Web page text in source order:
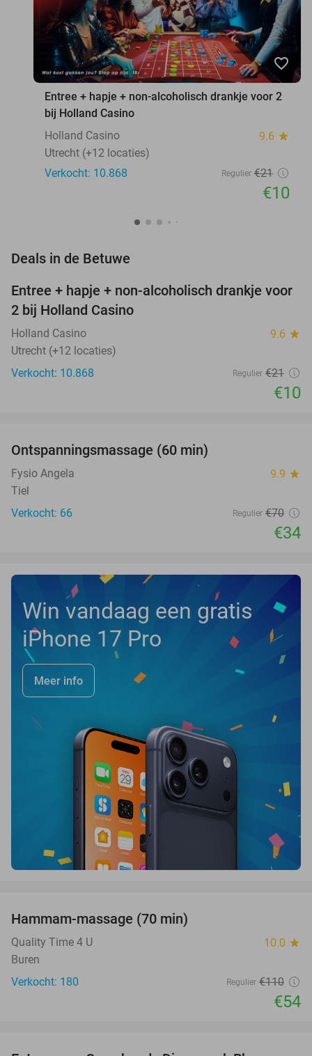
favorite_border
Entree + hapje + non-alcoholisch drankje voor 2
bij Holland Casino
Holland Casino
9.6 star
Utrecht (+12 locaties)
Verkocht: 10.868
Regulier €21
€10
Deals in de Betuwe
52%
Entree + hapje + non-alcoholisch drankje voor
2 bij Holland Casino
Holland Casino 9.6 star
Utrecht (+12 locaties)
Verkocht: 10.868
Regulier €21
€10
Ontspanningsmassage (60 min)
Fysio Angela 9.9 star
Tiel
Verkocht: 66
Regulier €70
€34
Win vandaag een gratis
iPhone 17 Pro
Meer info
OUT
Hammam-massage (70 min)
Quality Time 4 U 10.0 star
Buren
Verkocht: 180
Regulier €110
€54